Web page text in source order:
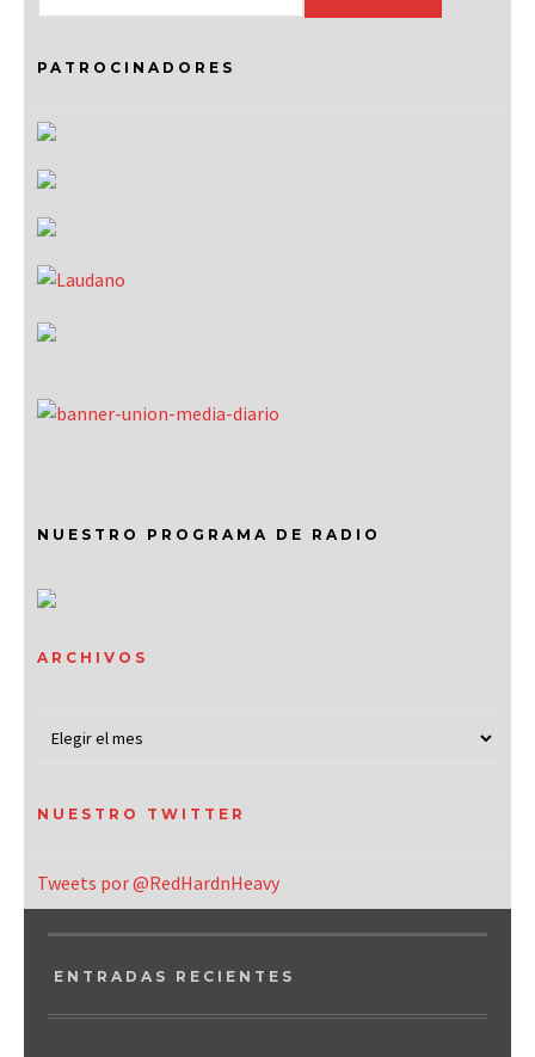
PATROCINADORES
NUESTRO PROGRAMA DE RADIO
ARCHIVOS
NUESTRO TWITTER
Tweets por @RedHardnHeavy
ENTRADAS RECIENTES